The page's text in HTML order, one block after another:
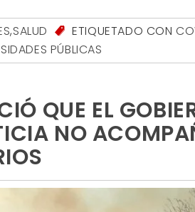
,SALUD ETIQUETADO CON
PÚBLICAS
QUE EL
NO